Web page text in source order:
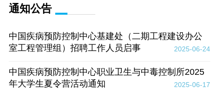
通知公告
中国疾病预防控制中心基建处（二期工程建设办公
室工程管理组）招聘工作人员启事
2025-06-24
中国疾病预防控制中心职业卫生与中毒控制所2025
年大学生夏令营活动通知
2025-06-17